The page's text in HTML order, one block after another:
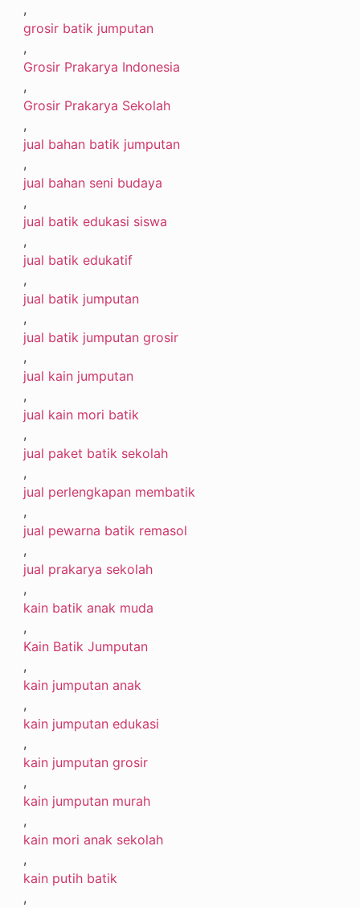
,
grosir batik jumputan
,
Grosir Prakarya Indonesia
,
Grosir Prakarya Sekolah
,
jual bahan batik jumputan
,
jual bahan seni budaya
,
jual batik edukasi siswa
,
jual batik edukatif
,
jual batik jumputan
,
jual batik jumputan grosir
,
jual kain jumputan
,
jual kain mori batik
,
jual paket batik sekolah
,
jual perlengkapan membatik
,
jual pewarna batik remasol
,
jual prakarya sekolah
,
kain batik anak muda
,
Kain Batik Jumputan
,
kain jumputan anak
,
kain jumputan edukasi
,
kain jumputan grosir
,
kain jumputan murah
,
kain mori anak sekolah
,
kain putih batik
,